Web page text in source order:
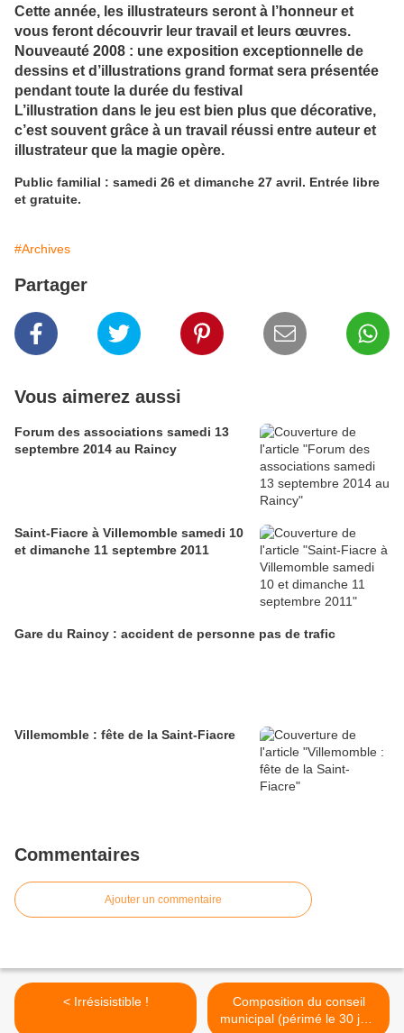
Cette année, les illustrateurs seront à l’honneur et
vous feront découvrir leur travail et leurs œuvres.
Nouveauté 2008 : une exposition exceptionnelle de
dessins et d’illustrations grand format sera présentée
pendant toute la durée du festival
L’illustration dans le jeu est bien plus que décorative,
c’est souvent grâce à un travail réussi entre auteur et
illustrateur que la magie opère.
Public familial : samedi 26 et dimanche 27 avril. Entrée libre
et gratuite.
#Archives
Partager
Vous aimerez aussi
Forum des associations samedi 13
septembre 2014 au Raincy
Saint-Fiacre à Villemomble samedi 10
et dimanche 11 septembre 2011
Gare du Raincy : accident de personne pas de trafic
Villemomble : fête de la Saint-Fiacre
Commentaires
Ajouter un commentaire
< Irrésisistible !
Composition du conseil
municipal (périmé le 30 juin